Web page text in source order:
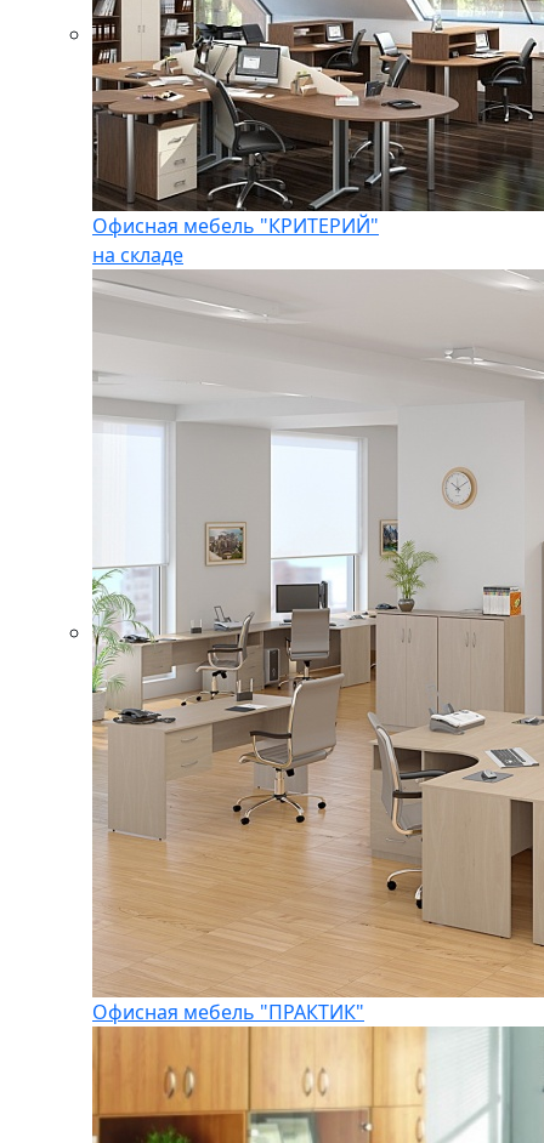
Офисная мебель "КРИТЕРИЙ"
на складе
Офисная мебель "ПРАКТИК"